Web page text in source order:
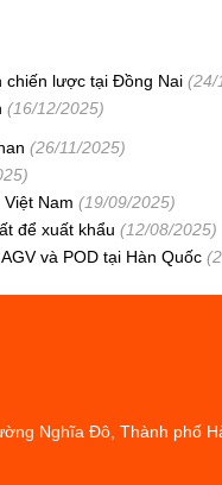
chiến lược tại Đồng Nai (24/
(16/12/2025)
(26/11/2025)
Nam (19/09/2025)
để xuất khẩu (12/08/2025)
và POD tại Hàn Quốc
Nghĩa Đô, Thành phố